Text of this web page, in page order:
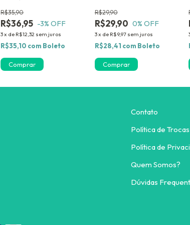
Tratamento Antiqueda
Fortalecedor Dermabel
R$36,95
R$35,90
-3% OFF
3x de R$12,32 sem juros
R$35,10 com Boleto
Comprar
Brinde Dermabel Kit 5
produtos
R$29,90
R$29,90
0% OFF
3x de R$9,97 sem juros
R$28,41 com Boleto
Contato
Política de
Política de
Quem Somos?
Dúvidas